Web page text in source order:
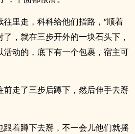
里走，科科给他们指路，“顺着
，就在三步开外的一块石头下，
活动的，底下有一个包裹，宿主可
前走了三步后蹲下，然后伸手去掰
跟着蹲下去掰，不一会儿他们就摇